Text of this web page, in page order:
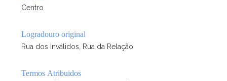
Centro
Logradouro original
Rua dos Inválidos, Rua da Relação
Termos Atribuidos